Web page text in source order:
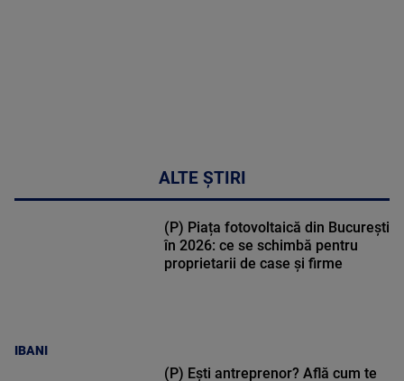
ALTE ȘTIRI
IBANI
(P) Piața fotovoltaică din București
în 2026: ce se schimbă pentru
proprietarii de case și firme
(P) Ești antreprenor? Află cum te